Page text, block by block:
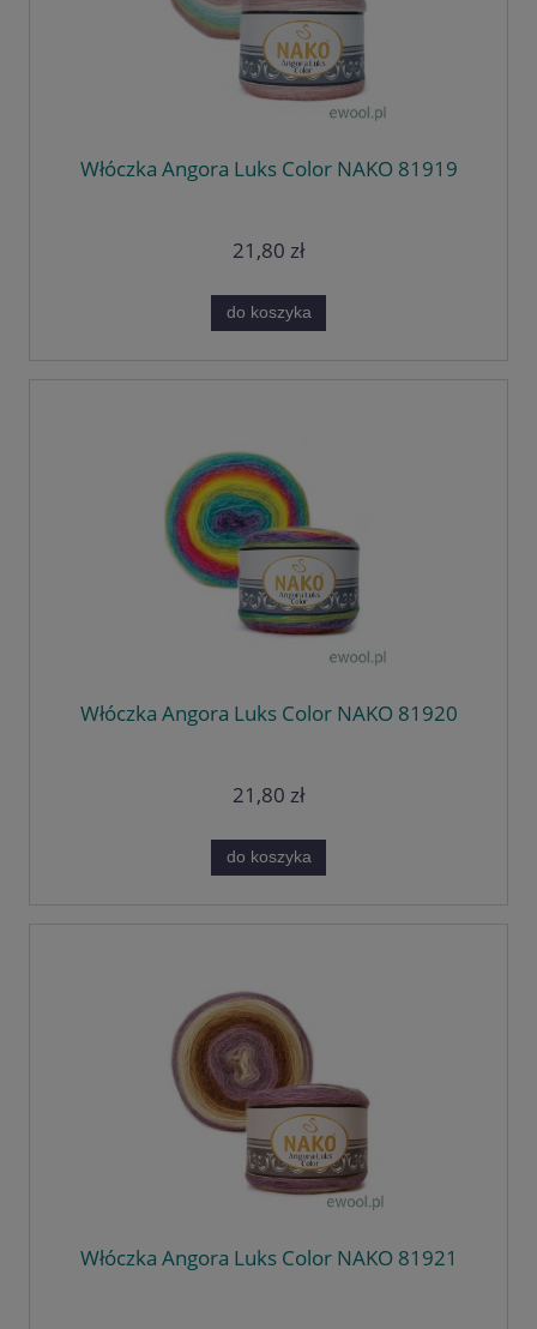
Włóczka Angora Luks Color NAKO 81919
21,80 zł
do koszyka
Włóczka Angora Luks Color NAKO 81920
21,80 zł
do koszyka
Włóczka Angora Luks Color NAKO 81921